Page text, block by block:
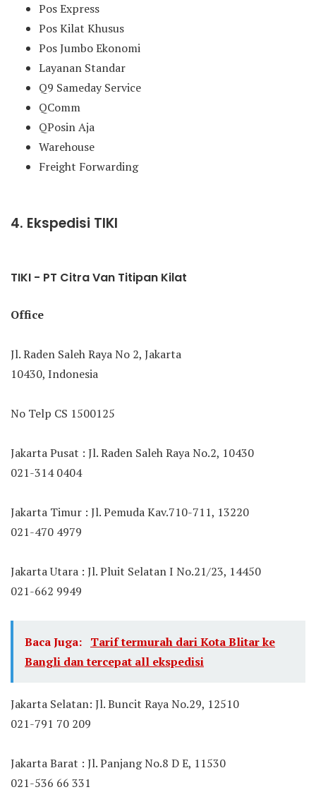
Pos Express
Pos Kilat Khusus
Pos Jumbo Ekonomi
Layanan Standar
Q9 Sameday Service
QComm
QPosin Aja
Warehouse
Freight Forwarding
4. Ekspedisi TIKI
TIKI - PT Citra Van Titipan Kilat
Office
Jl. Raden Saleh Raya No 2, Jakarta
10430, Indonesia
No Telp CS 1500125
Jakarta Pusat : Jl. Raden Saleh Raya No.2, 10430
021-314 0404
Jakarta Timur : Jl. Pemuda Kav.710-711, 13220
021-470 4979
Jakarta Utara : Jl. Pluit Selatan I No.21/23, 14450
021-662 9949
Baca Juga: Tarif termurah dari Kota Blitar ke
Bangli dan tercepat all ekspedisi
Jakarta Selatan: Jl. Buncit Raya No.29, 12510
021-791 70 209
Jakarta Barat : Jl. Panjang No.8 D E, 11530
021-536 66 331